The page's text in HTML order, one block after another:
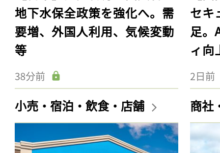
地下水保全政策を強化へ。需
要増、外国人利用、気候変動
等
38分前
セキ
足。
ィ向
2日前
小売・宿泊・飲食・店舗 商社